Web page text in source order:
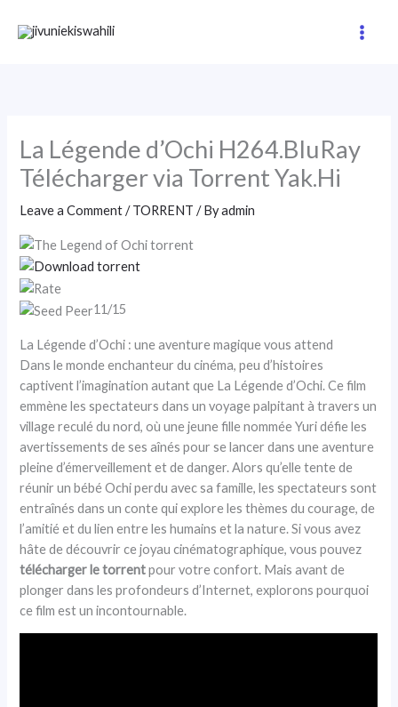
La Légende d’Ochi H264.BluRay
Télécharger via Torrent Yak.Hi
Leave a Comment /TORRENT / Byadmin
11/15
La Légende d’Ochi : une aventure magique vous attend
Dans le monde enchanteur du cinéma, peu d’histoires
captivent l’imagination autant que La Légende d’Ochi. Ce film
emmène les spectateurs dans un voyage palpitant à travers un
village reculé du nord, où une jeune fille nommée Yuri défie les
avertissements de ses aînés pour se lancer dans une aventure
pleine d’émerveillement et de danger. Alors qu’elle tente de
réunir un bébé Ochi perdu avec sa famille, les spectateurs sont
entraînés dans un conte qui explore les thèmes du courage, de
l’amitié et du lien entre les humains et la nature. Si vous avez
hâte de découvrir ce joyau cinématographique, vous pouvez
télécharger le torrentpour votre confort. Mais avant de
plonger dans les profondeurs d’Internet, explorons pourquoi
ce film est un incontournable.